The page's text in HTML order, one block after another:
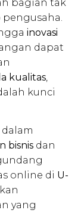
bagian tak
inovasi
dapat
kualitas
kunci
bisnis dan
online di U-
yang